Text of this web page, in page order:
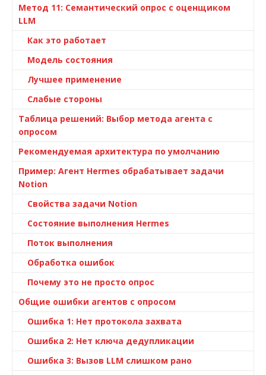
Метод 11: Семантический опрос с оценщиком
LLM
Как это работает
Модель состояния
Лучшее применение
Слабые стороны
Таблица решений: Выбор метода агента с
опросом
Рекомендуемая архитектура по умолчанию
Пример: Агент Hermes обрабатывает задачи
Notion
Свойства задачи Notion
Состояние выполнения Hermes
Поток выполнения
Обработка ошибок
Почему это не просто опрос
Общие ошибки агентов с опросом
Ошибка 1: Нет протокола захвата
Ошибка 2: Нет ключа дедупликации
Ошибка 3: Вызов LLM слишком рано